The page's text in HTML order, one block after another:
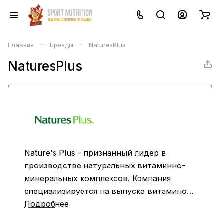
Главная – Бренды – NaturesPlus
NaturesPlus
Nature's Plus - признанный лидер в
производстве натуральных витаминно-
минеральных комплексов. Компания
специализируется на выпуске витаминов
и биологически активных добавок более
Подробнее